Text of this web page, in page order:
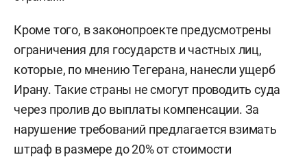
Кроме того, в законопроекте предусмотрены
ограничения для государств и частных лиц,
которые, по мнению Тегерана, нанесли ущерб
Ирану. Такие страны не смогут проводить суда
через пролив до выплаты компенсации. За
нарушение требований предлагается взимать
штраф в размере до 20% от стоимости